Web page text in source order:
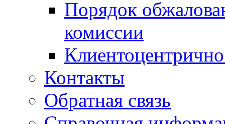
Порядок
комиссии
Контакты
Обратная связь